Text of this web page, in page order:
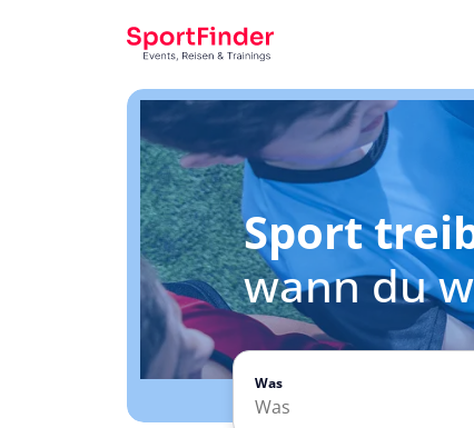
Sport
wann du
Was